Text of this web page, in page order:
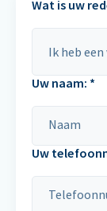
Wat is uw
Uw naam: *
Uw